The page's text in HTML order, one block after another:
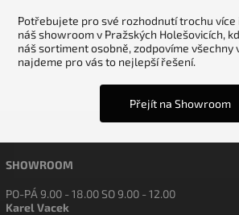
Potřebujete pro své rozhodnutí trochu více
náš showroom v Pražských Holešovicích,
náš sortiment osobně, zodpovíme všechny
najdeme pro vás to nejlepší řešení.
Přejít na Showroom
SHOWROOM
PO-PÁ 9.00 - 18.00 SO 9.00 - 12.00
Karel Vacek